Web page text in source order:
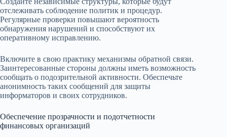
отслеживать соблюдение политик и процедур.
Регулярные проверки повышают вероятность
обнаружения нарушений и способствуют их
оперативному исправлению.
Включите в свою практику механизмы обратной связи.
Заинтересованные стороны должны иметь возможность
сообщать о подозрительной активности. Обеспечьте
анонимность таких сообщений для защиты
информаторов и своих сотрудников.
Обеспечение прозрачности и подотчетности
финансовых организаций